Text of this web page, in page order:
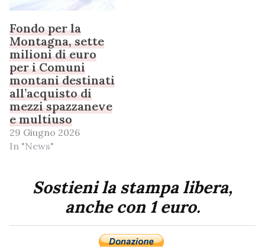
Fondo per la
Montagna, sette
milioni di euro
per i Comuni
montani destinati
all’acquisto di
mezzi spazzaneve
e multiuso
29 Giugno 2026
In "News"
Sostieni la stampa libera,
anche con 1 euro.